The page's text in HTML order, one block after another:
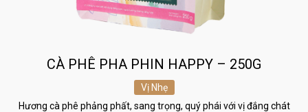
CÀ PHÊ PHA PHIN HAPPY – 250G
Vị Nhẹ
Hương cà phê phảng phất, sang trọng, quý phái với vị đắng chát